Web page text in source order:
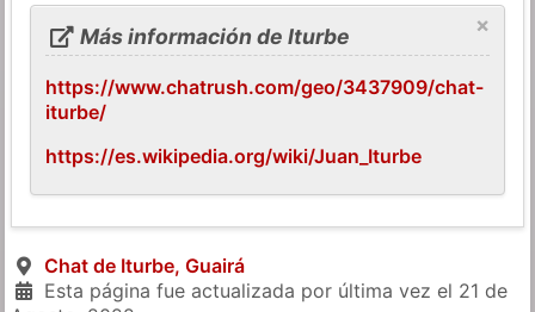
×
Más información de Iturbe
https://www.chatrush.com/geo/3437909/chat-
iturbe/
https://es.wikipedia.org/wiki/Juan_Iturbe
Chat de Iturbe, Guairá
Esta página fue actualizada por última vez el 21 de